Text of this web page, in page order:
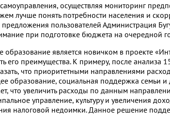
осуществляя мониторинг
лучше понять потребности населения и
пользователей Администрация
при подготовке бюджета на очередной
является новичком в проекте
его преимущества. К примеру, после анализа
что приоритетными направлениями
образование, социальная поддержка семьи и
что увеличить расходы по данным
управление, культуру и увеличения
налоговой недоимки. Данное решение